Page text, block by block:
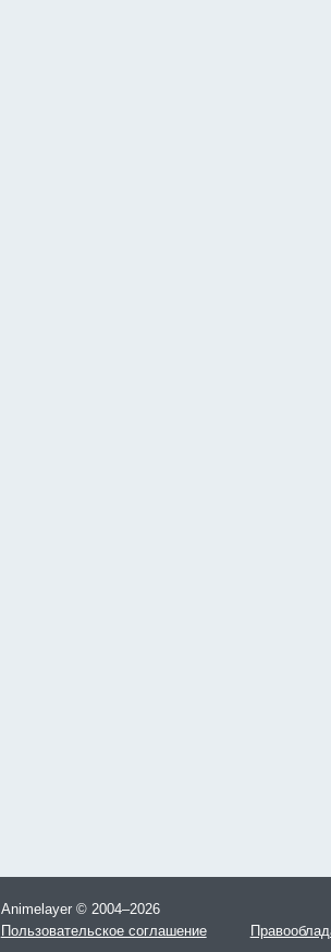
Animelayer © 2004–2026
Пользовательское соглашение